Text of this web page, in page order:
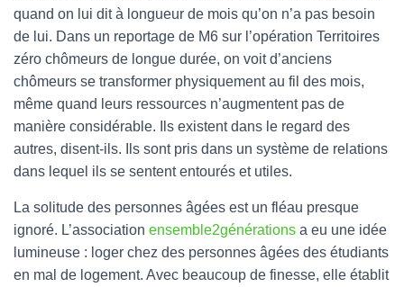
quand on lui dit à longueur de mois qu’on n’a pas besoin
de lui. Dans un reportage de M6 sur l’opération Territoires
zéro chômeurs de longue durée, on voit d’anciens
chômeurs se transformer physiquement au fil des mois,
même quand leurs ressources n’augmentent pas de
manière considérable. Ils existent dans le regard des
autres, disent-ils. Ils sont pris dans un système de relations
dans lequel ils se sentent entourés et utiles.
La solitude des personnes âgées est un fléau presque
ignoré. L’association ensemble2générations a eu une idée
lumineuse : loger chez des personnes âgées des étudiants
en mal de logement. Avec beaucoup de finesse, elle établit